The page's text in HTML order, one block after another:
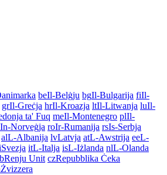
beIl-Belġju bgIl-Bulgarija fiIl-
grIl-Greċja hrIl-Kroazja ltIl-Litwanja luIl-
ta' Fuq meIl-Montenegro plIl-
In-Norveġja roIr-Rumanija rsIs-Serbja
alL-Albanija lvLatvja atL-Awstrija eeL-
itL-Italja isL-Iżlanda nlL-Olanda
Renju Unit czRepubblika Ċeka
Żvizzera